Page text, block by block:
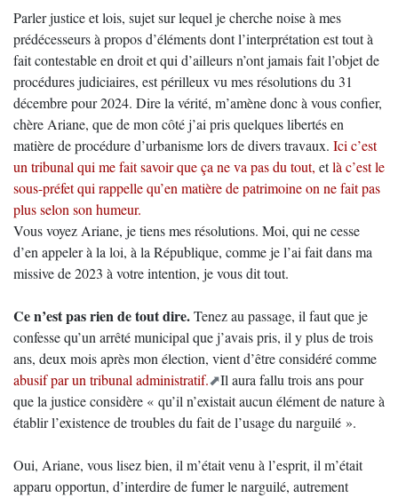
Parler justice et lois, sujet sur lequel je cherche noise à mes
prédécesseurs à propos d’éléments dont l’interprétation est tout à
fait contestable en droit et qui d’ailleurs n’ont jamais fait l’objet de
procédures judiciaires, est périlleux vu mes résolutions du 31
décembre pour 2024. Dire la vérité, m’amène donc à vous confier,
chère Ariane, que de mon côté j’ai pris quelques libertés en
matière de procédure d’urbanisme lors de divers travaux. Ici c’est
un tribunal qui me fait savoir que ça ne va pas du tout, etlà c’est le
sous-préfet qui rappelle qu’en matière de patrimoine on ne fait pas
plus selon son humeur.
Vous voyez Ariane, je tiens mes résolutions. Moi, qui ne cesse
d’en appeler à la loi, à la République, comme je l’ai fait dans ma
missive de 2023 à votre intention, je vous dit tout.
Ce n’est pas rien de tout dire.Tenez au passage, il faut que je
confesse qu’un arrêté municipal que j’avais pris, il y plus de trois
ans, deux mois après mon élection, vient d’être considéré comme
abusif par un tribunal administratif.
Il aura fallu trois ans pour
que la justice considère « qu’il n’existait aucun élément de nature à
établir l’existence de troubles du fait de l’usage du narguilé ».
Oui, Ariane, vous lisez bien, il m’était venu à l’esprit, il m’était
apparu opportun, d’interdire de fumer le narguilé, autrement